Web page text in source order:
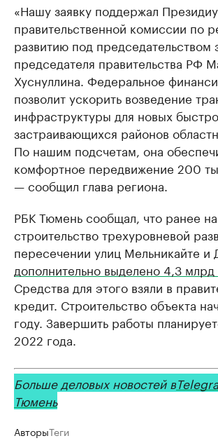
«Нашу заявку поддержал
правительственной комиссии по
развитию под председательством
председателя правительства РФ
Хуснуллина. Федеральное
позволит ускорить возведение
инфраструктуры для новых быстро
застраивающихся районов
По нашим подсчетам, она
комфортное передвижение 200
— сообщил глава региона.
РБК Тюмень сообщал, что ранее на
строительство трехуровневой
пересечении улиц Мельникайте и
дополнительно выделено 4,3 млрд
Средства для этого взяли в
кредит. Строительство объекта
году. Завершить работы
2022 года.
Больше деловых новостей в
Тюмень
АвторыТеги